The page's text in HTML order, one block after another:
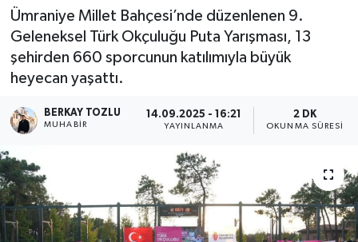
Ümraniye Millet Bahçesi’nde düzenlenen 9.
Geleneksel Türk Okçuluğu Puta Yarışması, 13
şehirden 660 sporcunun katılımıyla büyük
heyecan yaşattı.
BERKAY TOZLU
MUHABIR
14.09.2025 - 16:21
YAYINLANMA
2 DK
OKUNMA SÜRESI